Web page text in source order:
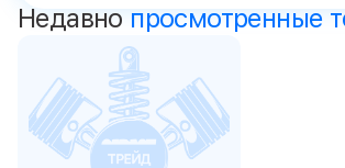
Недавно просмотренные